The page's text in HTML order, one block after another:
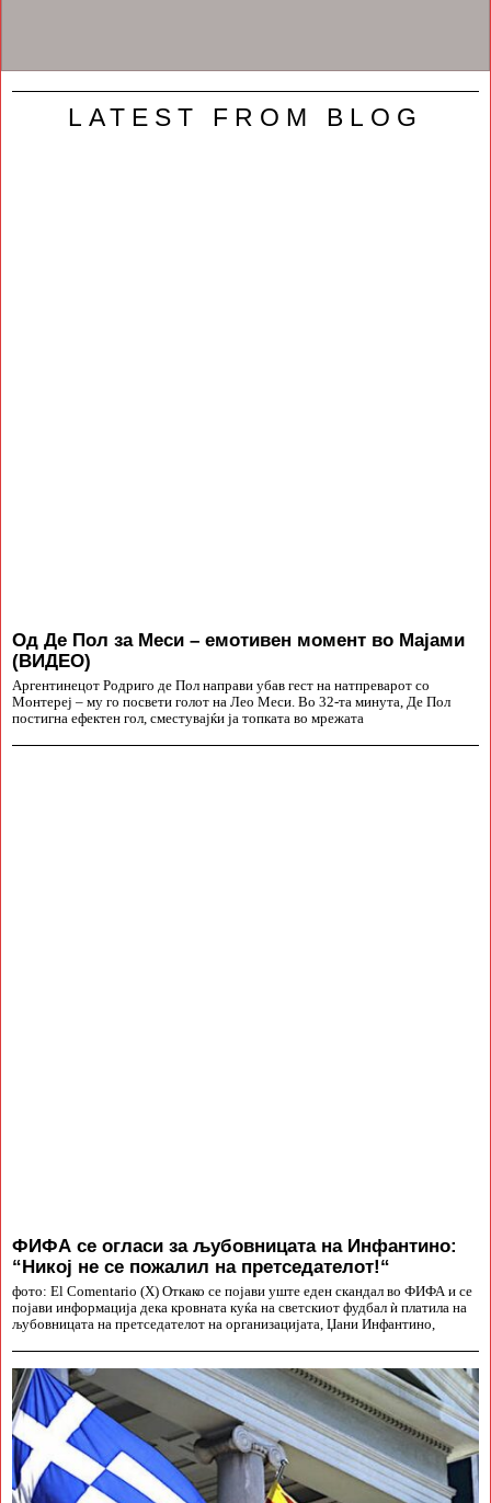
LATEST FROM BLOG
Од Де Пол за Меси – емотивен момент во Мајами
(ВИДЕО)
Аргентинецот Родриго де Пол направи убав гест на натпреварот со
Монтереј – му го посвети голот на Лео Меси. Во 32-та минута, Де Пол
постигна ефектен гол, сместувајќи ја топката во мрежата
ФИФА се огласи за љубовницата на Инфантино:
“Никој не се пожалил на претседателот!“
фото: El Comentario (X) Откако се појави уште еден скандал во ФИФА и се
појави информација дека кровната куќа на светскиот фудбал ѝ платила на
љубовницата на претседателот на организацијата, Џани Инфантино,